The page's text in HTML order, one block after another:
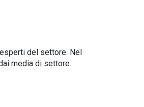
del settore. Nel
media di settore.